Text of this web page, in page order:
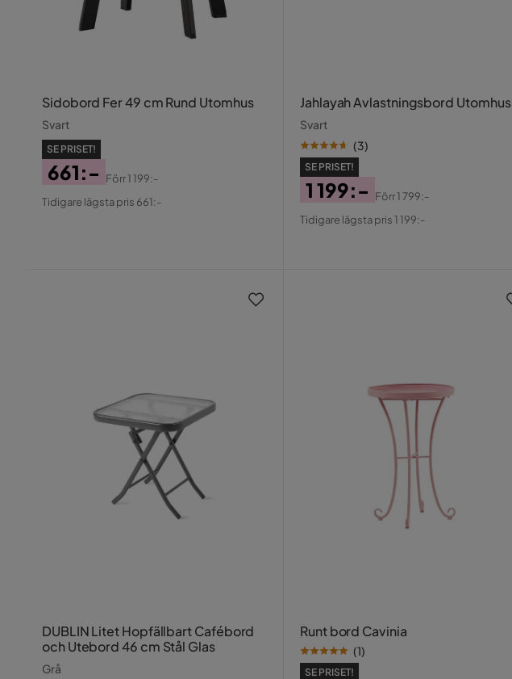
Sidobord Fer 49 cm Rund Utomhus
Svart
SE PRISET!
Pris
661:-
Original
Förr1 199:-
Tidigare lägsta pris 661:-
Jahlayah Avlastningsbord Utomhus
Svart
(3)
SE PRISET!
Pris
1 199:-
Original
Förr1 799:-
Tidigare lägsta pris 1 199:-
DUBLIN Litet Hopfällbart Cafébord
och Utebord 46 cm Stål Glas
Grå
Runt bord Cavinia
(1)
SE PRISET!